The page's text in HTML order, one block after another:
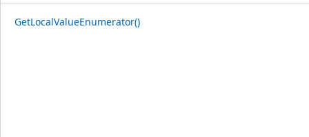
GetLocalValueEnumerator()